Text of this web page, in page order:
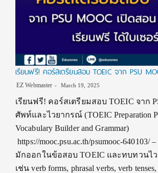
เรียนฟรี! คอร์สเตรียมสอบ TOEIC จาก PSU
EZ Webmaster March 19, 2025
เรียนฟรี! คอร์สเตรียมสอบ TOEIC จาก
ศัพท์และไวยากรณ์ (TOEIC Preparation
Vocabulary Builder and Grammar)
https://mooc.psu.ac.th/psumooc-
มักออกในข้อสอบ TOEIC และทบทวนไ
เช่น verb forms, phrasal verbs, verb